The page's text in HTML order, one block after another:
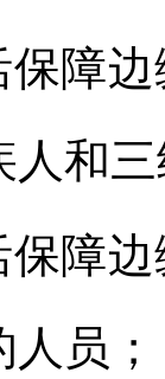
保障
和
保障
员；